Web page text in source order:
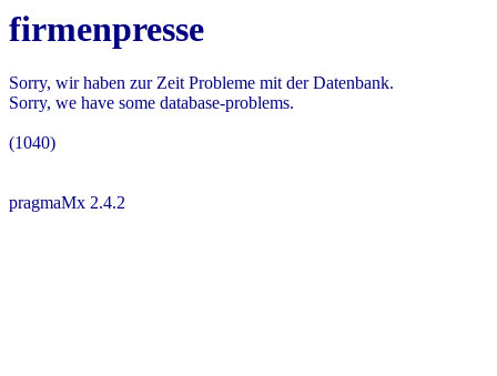
firmenpresse
Sorry, wir haben zur Zeit Probleme mit der Datenbank.
Sorry, we have some database-problems.
(1040)
pragmaMx 2.4.2